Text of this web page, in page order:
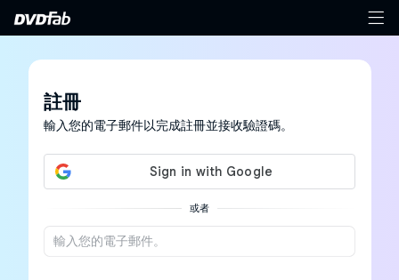
註冊
輸入您的電子郵件以完成註冊並接收驗證碼。
或者